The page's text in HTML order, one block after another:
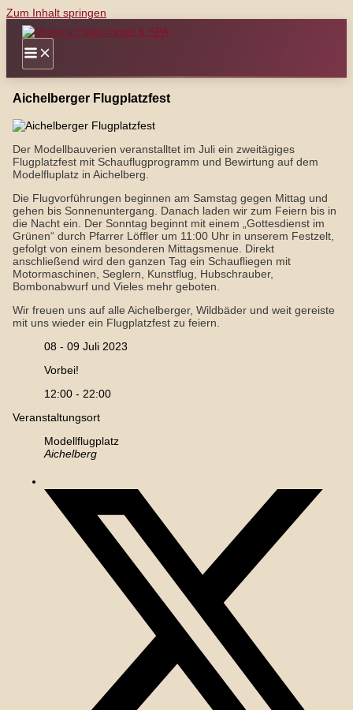
Zum Inhalt springen
Aichelberger Flugplatzfest
Der Modellbauverien veranstalltet im Juli ein zweitägiges
Flugplatzfest mit Schauflugprogramm und Bewirtung auf dem
Modelfluplatz in Aichelberg.
Die Flugvorführungen beginnen am Samstag gegen Mittag und
gehen bis Sonnenuntergang. Danach laden wir zum Feiern bis in
die Nacht ein. Der Sonntag beginnt mit einem „Gottesdienst im
Grünen“ durch Pfarrer Löffler um 11:00 Uhr in unserem Festzelt,
gefolgt von einem besonderen Mittagsmenue. Direkt
anschließend wird den ganzen Tag ein Schaufliegen mit
Motormaschinen, Seglern, Kunstflug, Hubschrauber,
Bombonabwurf und Vieles mehr geboten.
Wir freuen uns auf alle Aichelberger, Wildbäder und weit gereiste
mit uns wieder ein Flugplatzfest zu feiern.
08 - 09 Juli 2023
Vorbei!
12:00 - 22:00
Veranstaltungsort
Modellflugplatz
Aichelberg